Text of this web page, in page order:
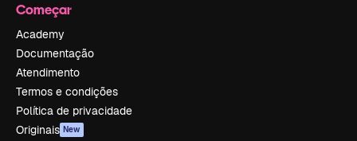
Começar
Academy
Documentação
Atendimento
Termos e condições
Política de privacidade
Originais New